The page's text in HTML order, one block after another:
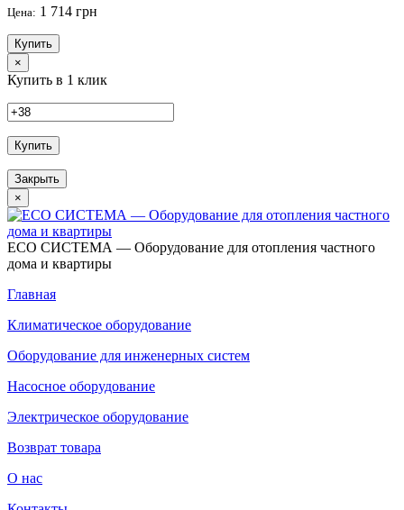
Цена: 1 714 грн
Купить
×
Купить в 1 клик
Купить
Закрыть
×
ECO СИСТЕМА — Оборудование для отопления частного
дома и квартиры
Главная
Климатическое оборудование
Оборудование для инженерных систем
Насосное оборудование
Электрическое оборудование
Возврат товара
О нас